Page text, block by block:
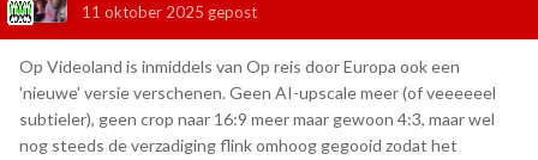
11 oktober 2025 gepost
Op Videoland is inmiddels van Op reis door Europa ook een
'nieuwe' versie verschenen. Geen AI-upscale meer (of veeeeeel
subtieler), geen crop naar 16:9 meer maar gewoon 4:3, maar wel
nog steeds de verzadiging flink omhoog gegooid zodat het